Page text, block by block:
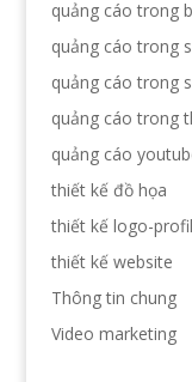
quảng cáo trong
quảng cáo trong
quảng cáo trong
quảng cáo trong
quảng cáo
thiết kế đồ họa
thiết kế logo-
thiết kế website
Thông tin chung
Video marketing